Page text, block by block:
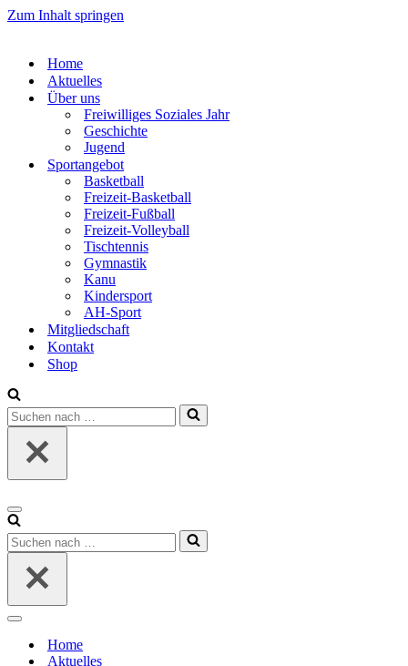
Zum Inhalt springen
Home
Aktuelles
Über uns
Freiwilliges Soziales Jahr
Geschichte
Jugend
Sportangebot
Basketball
Freizeit-Basketball
Freizeit-Fußball
Freizeit-Volleyball
Tischtennis
Gymnastik
Kanu
Kindersport
AH-Sport
Mitgliedschaft
Kontakt
Shop
Suchen
nach …
Navigationsmenü
Suchen
nach …
Navigationsmenü
Home
Aktuelles